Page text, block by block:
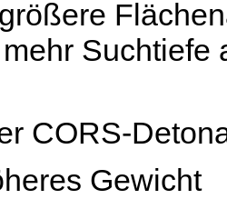
Suchtiefe
CORS-
Gewicht